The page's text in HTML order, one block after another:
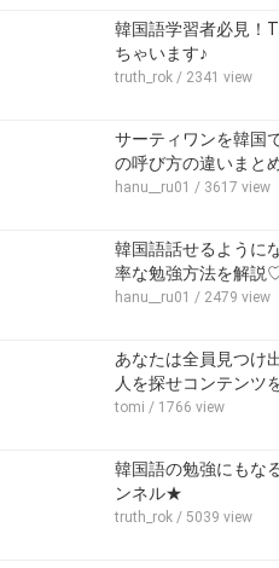
韓国語学習者必見！
ちゃいます♪
truth_rok / 2341 view
サーティワンを韓国
の呼び方の違いまと
hanu__ru01 / 3617 view
韓国語話せるように
率な勉強方法を解説
hanu__ru01 / 2479 view
あなたは全員見つけ
人を探せコンテンツ
tomi / 1766 view
韓国語の勉強にもな
ンネル★
truth_rok / 5039 view